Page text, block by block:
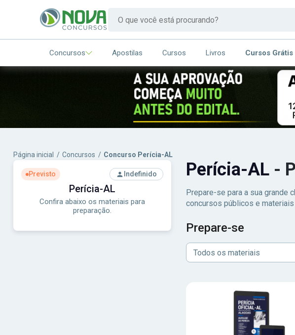
Concursos Apostilas Cursos Livros Cursos Grátis
Página inicial / Concursos / Concurso Perícia-AL
Previsto Indefinido
Perícia-AL
Confira abaixo os materiais para
preparação.
Perícia-AL -
Prepare-se para a sua grande
concursos públicos e
Prepare-se
Todos os materiais